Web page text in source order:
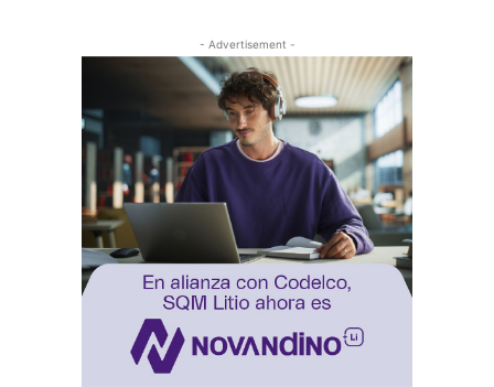
- Advertisement -